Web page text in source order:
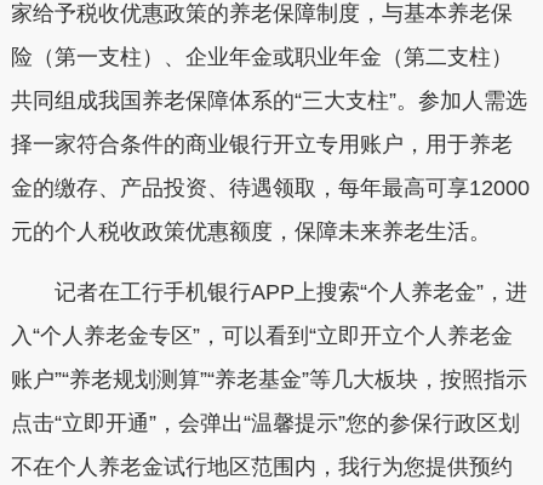
家给予税收优惠政策的养老保障制度，与基本养老保
险（第一支柱）、企业年金或职业年金（第二支柱）
共同组成我国养老保障体系的“三大支柱”。参加人需选
择一家符合条件的商业银行开立专用账户，用于养老
金的缴存、产品投资、待遇领取，每年最高可享12000
元的个人税收政策优惠额度，保障未来养老生活。
记者在工行手机银行APP上搜索“个人养老金”，进
入“个人养老金专区”，可以看到“立即开立个人养老金
账户”“养老规划测算”“养老基金”等几大板块，按照指示
点击“立即开通”，会弹出“温馨提示”您的参保行政区划
不在个人养老金试行地区范围内，我行为您提供预约